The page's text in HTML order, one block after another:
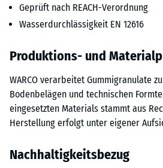
Geprüft nach REACH-Verordnung
Wasserdurchlässigkeit EN 12616
Produktions- und
WARCO verarbeitet Gummigranulate
Bodenbelägen und technischen
eingesetzten Materials stammt aus
Herstellung erfolgt unter eigener
Nachhaltigkeitsbezug